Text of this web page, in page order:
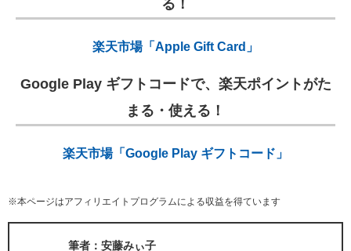
る！
楽天市場「Apple Gift Card」
Google Play ギフトコードで、楽天ポイントがた
まる・使える！
楽天市場「Google Play ギフトコード」
※本ページはアフィリエイトプログラムによる収益を得ています
筆者：安藤みぃ子